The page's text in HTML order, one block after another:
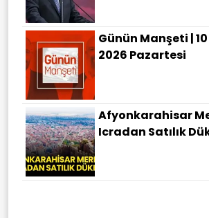
Günün Manşeti |
2026 Pazartesi
Afyonkarahisar
Icradan Satılık